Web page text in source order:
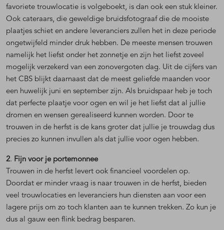
favoriete trouwlocatie is volgeboekt, is dan ook een stuk kleiner.
Ook cateraars, die geweldige bruidsfotograaf die de mooiste
plaatjes schiet en andere leveranciers zullen het in deze periode
ongetwijfeld minder druk hebben. De meeste mensen trouwen
namelijk het liefst onder het zonnetje en zijn het liefst zoveel
mogelijk verzekerd van een zonovergoten dag. Uit de cijfers van
het CBS blijkt daarnaast dat de meest geliefde maanden voor
een huwelijk juni en september zijn. Als bruidspaar heb je toch
dat perfecte plaatje voor ogen en wil je het liefst dat al jullie
dromen en wensen gerealiseerd kunnen worden. Door te
trouwen in de herfst is de kans groter dat jullie je trouwdag dus
precies zo kunnen invullen als dat jullie voor ogen hebben.
2. Fijn voor je portemonnee
Trouwen in de herfst levert ook financieel voordelen op.
Doordat er minder vraag is naar trouwen in de herfst, bieden
veel trouwlocaties en leveranciers hun diensten aan voor een
lagere prijs om zo toch klanten aan te kunnen trekken. Zo kun je
dus al gauw een flink bedrag besparen.